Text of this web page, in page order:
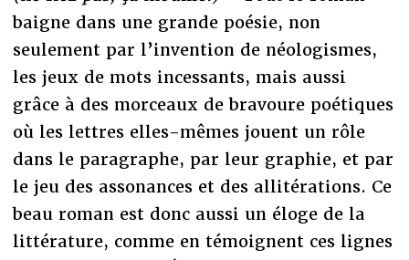
baigne dans une grande poésie, non
seulement par l’invention de néologismes,
les jeux de mots incessants, mais aussi
grâce à des morceaux de bravoure poétiques
où les lettres elles-mêmes jouent un rôle
dans le paragraphe, par leur graphie, et par
le jeu des assonances et des allitérations. Ce
beau roman est donc aussi un éloge de la
littérature, comme en témoignent ces lignes